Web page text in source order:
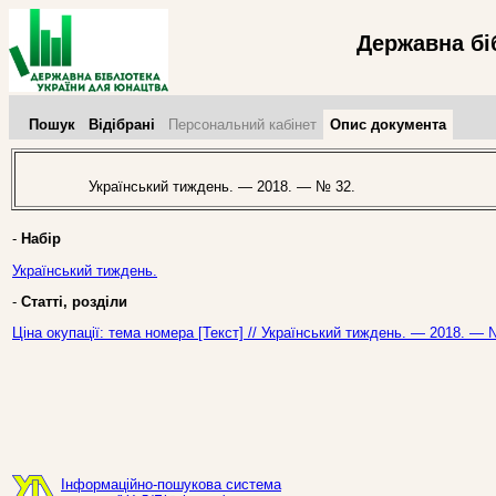
Державна
Пошук Відібрані Персональний кабінет Опис документа
Український тиждень. — 2018. — № 32.
- Набір
Український тиждень.
- Статті, розділи
Ціна окупації: тема номера [Текст] // Український тиждень. — 2018.
Інформаційно-пошукова система